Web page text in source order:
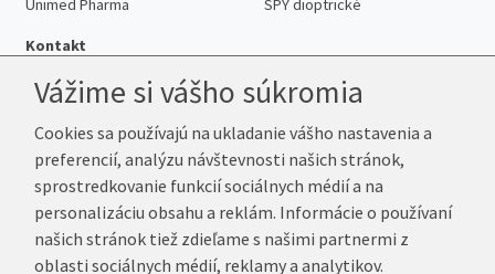
Unimed Pharma
SPY dioptrické
Kontakt
Telefón:+421 222 205 863
E-mail:info@kup-sosovky.sk
Reklamačná adresa
Andrea Votavová
Revoluční 1017
Vážime si vášho súkromia
Cookies sa používajú na ukladanie vášho nastavenia a
preferencií, analýzu návštevnosti našich stránok,
sprostredkovanie funkcií sociálnych médií a na
personalizáciu obsahu a reklám. Informácie o používaní
našich stránok tiež zdieľame s našimi partnermi z
oblasti sociálnych médií, reklamy a analytikov.